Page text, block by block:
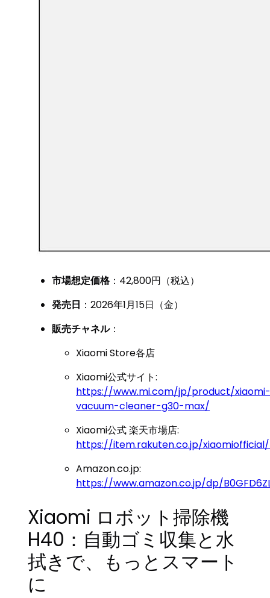
市場想定価格：42,800円（税込）
発売日 ：2026年1月15日（金）
販売チャネル：
Xiaomi Store各店
Xiaomi公式サイト:
https://www.mi.com/jp/product/
vacuum-cleaner-g30-max/
Xiaomi公式 楽天市場店:
https://item.rakuten.co.jp/
Amazon.co.jp:
https://www.amazon.co.jp/dp/
Xiaomi ロボット掃除機
H40：自動ゴミ収集と水
拭きで、もっとスマート
に